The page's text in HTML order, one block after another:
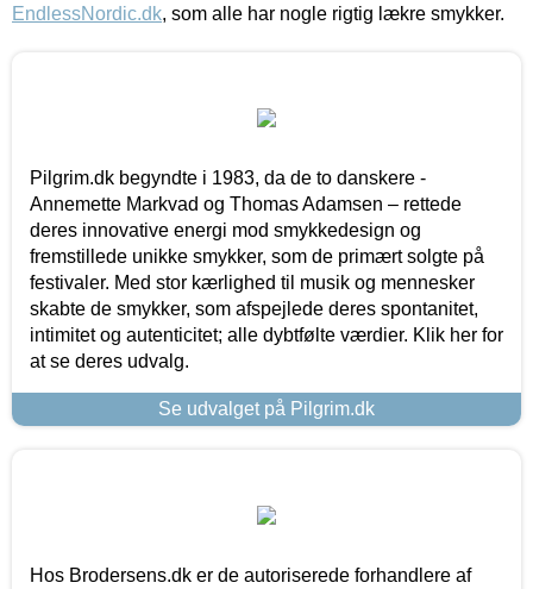
EndlessNordic.dk, som alle har nogle rigtig lækre smykker.
Pilgrim.dk begyndte i 1983, da de to danskere -
Annemette Markvad og Thomas Adamsen – rettede
deres innovative energi mod smykkedesign og
fremstillede unikke smykker, som de primært solgte på
festivaler. Med stor kærlighed til musik og mennesker
skabte de smykker, som afspejlede deres spontanitet,
intimitet og autenticitet; alle dybtfølte værdier. Klik her for
at se deres udvalg.
Se udvalget på Pilgrim.dk
Hos Brodersens.dk er de autoriserede forhandlere af